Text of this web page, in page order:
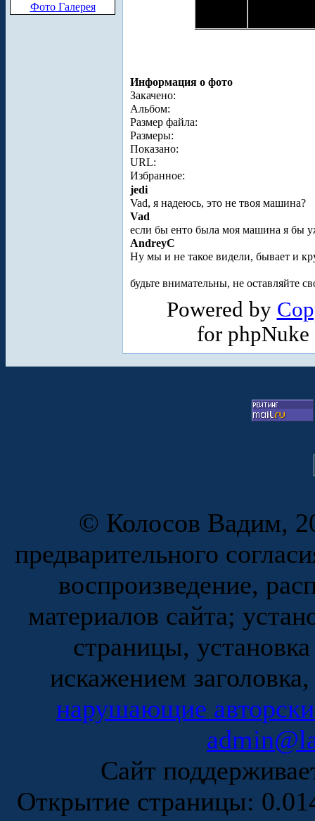
Фото Галерея
Информация о фото
Закачено:
Альбом:
Размер файла:
Размеры:
Показано:
URL:
Избранное:
jedi
Vad, я надеюсь, это не твоя машина?
Vad
если бы енто была моя машина я бы
AndreyC
Ну мы и не такое видели, бывает и
будьте внимательны, не
Powered by
for
© Колосов Вадим,
предварительного
воспроизведение,
материалов сайта;
страницы,
искажением
нарушающие
Сайт
Открытие страницы: